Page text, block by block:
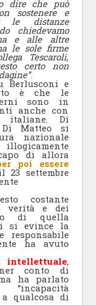
dire che può
sostenere e
le distanze
chiedevamo
e alle altre
le sole firme
Tescaroli,
certo non
.
Berlusconi e
è che le
sono in
anche con
italiane. Di
Di Matteo si
nazionale
di allora
poi essere
23 settembre
costante
verità e dei
di quella
si evince la
responsabile
ha avuto
intellettuale,
conto di
ha parlato
qualcosa di